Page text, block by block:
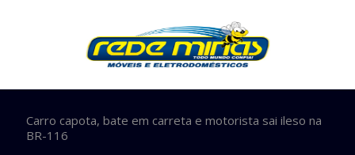
Carro capota, bate em carreta e motorista sai ileso na
BR-116